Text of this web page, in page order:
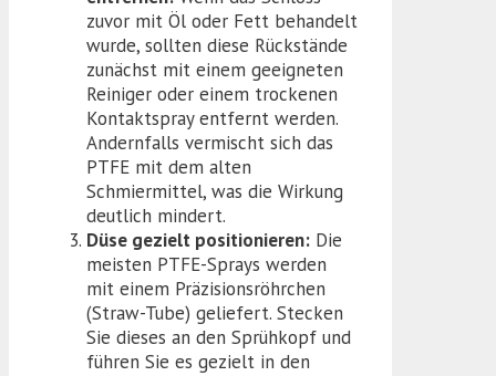
zuvor mit Öl oder Fett behandelt
wurde, sollten diese Rückstände
zunächst mit einem geeigneten
Reiniger oder einem trockenen
Kontaktspray entfernt werden.
Andernfalls vermischt sich das
PTFE mit dem alten
Schmiermittel, was die Wirkung
deutlich mindert.
Düse gezielt positionieren: Die
meisten PTFE-Sprays werden
mit einem Präzisionsröhrchen
(Straw-Tube) geliefert. Stecken
Sie dieses an den Sprühkopf und
führen Sie es gezielt in den